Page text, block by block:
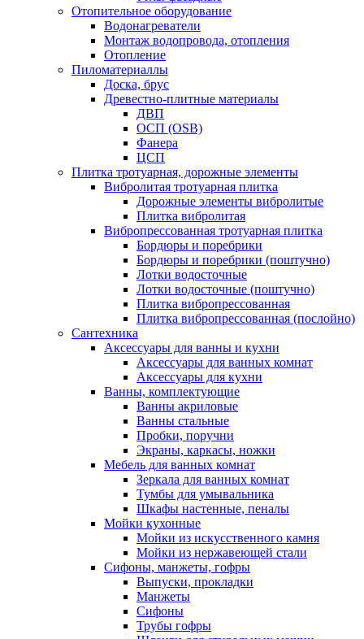
Отопительное оборудование
Водонагреватели
Монтаж водопровода, отопления
Отопление
Пиломатериаллы
Доска, брус
Древестно-плитные материалы
ДВП
ОСП (OSB)
Фанера
ЦСП
Плитка тротуарная, дорожные элементы
Вибролитая тротуарная плитка
Дорожные элементы вибролитые
Плитка вибролитая
Вибропрессованная тротуарная плитка
Бордюры и поребрики
Бордюры и поребрики (поштучно)
Лотки водосточные
Лотки водосточные (поштучно)
Плитка вибропрессованная
Плитка вибропрессованная (послойно)
Сантехника
Аксессуары для ванны и кухни
Аксессуары для ванных комнат
Аксессуары для кухни
Ванны, комплектующие
Ванны акриловые
Ванны стальные
Пробки, поручни
Экраны, каркасы, ножки
Мебель для ванных комнат
Зеркала для ванных комнат
Тумбы для умывальника
Шкафы настенные, пеналы
Мойки кухонные
Мойки из искусственного камня
Мойки из нержавеющей стали
Сифоны, манжеты, гофры
Выпуски, прокладки
Манжеты
Сифоны
Трубы гофры